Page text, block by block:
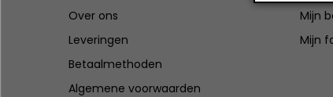
Over ons
Leveringen
Betaalmethoden
Algemene voorwaarden
Mijn
Mijn